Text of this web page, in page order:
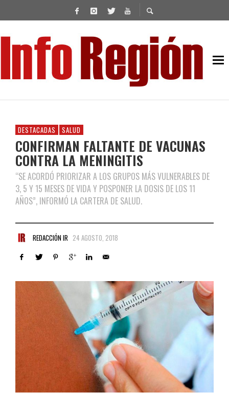
DESTACADAS SALUD
CONFIRMAN FALTANTE DE VACUNAS
CONTRA LA MENINGITIS
“SE ACORDÓ PRIORIZAR A LOS GRUPOS MÁS VULNERABLES DE
3, 5 Y 15 MESES DE VIDA Y POSPONER LA DOSIS DE LOS 11
AÑOS”, INFORMÓ LA CARTERA DE SALUD.
REDACCIÓN IR 24 AGOSTO, 2018